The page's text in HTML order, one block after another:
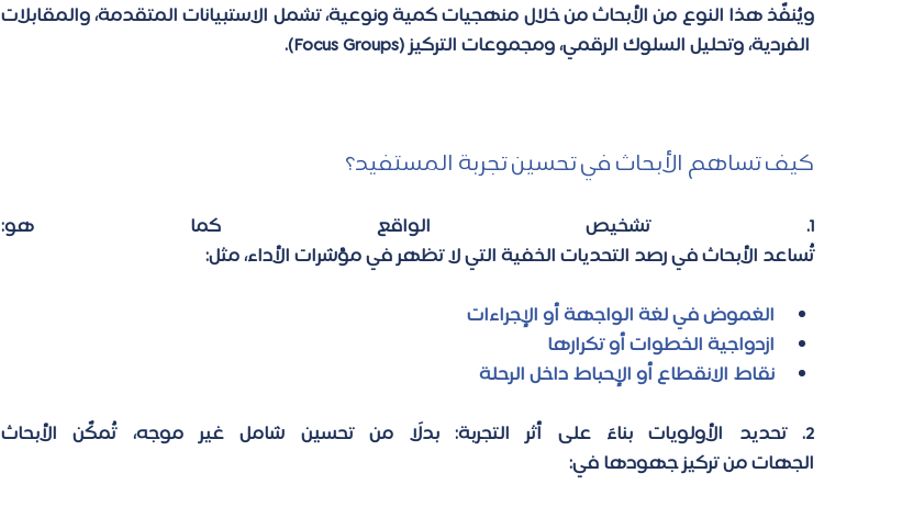
ويُنفّذ هذا النوع من الأبحاث من خلال منهجيات كمية ونوعية، تشمل الاستبيانات المتقدمة، والمقابلات
الفردية، وتحليل السلوك الرقمي، ومجموعات التركيز (Focus Groups).
كيف تساهم الأبحاث في تحسين تجربة المستفيد؟
1. تشخيص الواقع كما هو
تُساعد الأبحاث في رصد التحديات الخفية التي لا تظهر في مؤشرات الأداء، مثل:
الغموض في لغة الواجهة أو الإجراءات
ازدواجية الخطوات أو تكرارها
نقاط الانقطاع أو الإحباط داخل الرحلة
2. تحديد الأولويات بناءً على أثر التجربة
الجهات من تركيز جهودها في: